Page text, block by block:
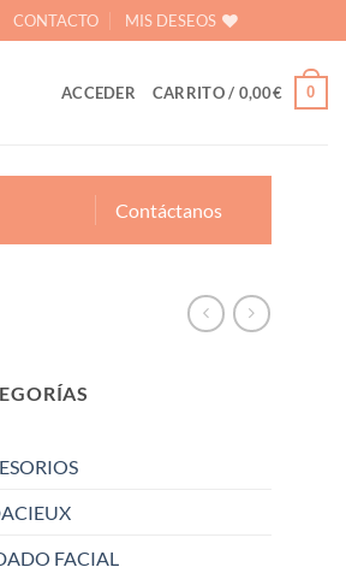
CONTACTO MIS DESEOS
ACCEDER CARRITO / 0,00€ 0
Contáctanos
FACIAL